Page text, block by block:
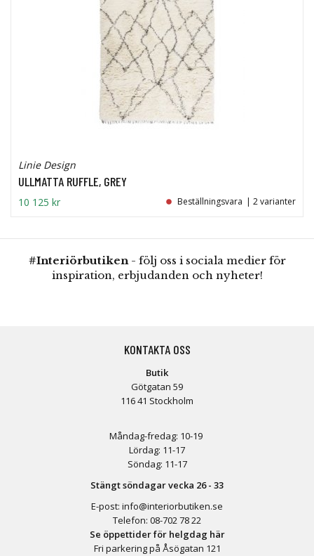
Linie Design
ULLMATTA RUFFLE, GREY
10 125 kr Beställningsvara | 2 varianter
#Interiörbutiken- följ oss i sociala medier för
inspiration, erbjudanden och nyheter!
KONTAKTA OSS
Butik
Götgatan 59
116 41 Stockholm
Måndag-fredag: 10-19
Lördag: 11-17
Söndag: 11-17
Stängt söndagar vecka 26 - 33
E-post: info@interiorbutiken.se
Telefon: 08-702 78 22
Se öppettider för helgdag här
Fri parkering på Åsögatan 121